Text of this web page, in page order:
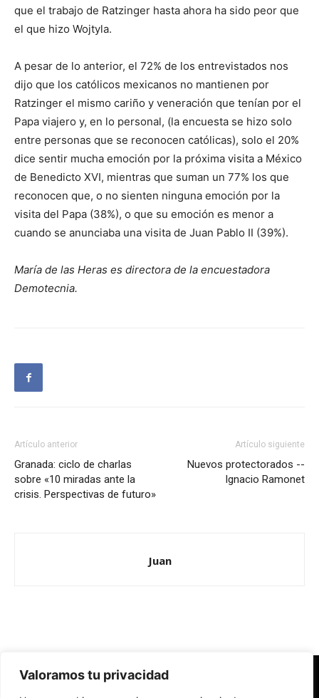
Valoramos tu privacidad
que el trabajo de Ratzinger hasta ahora ha sido peor que
el que hizo Wojtyla.
A pesar de lo anterior, el 72% de los entrevistados nos
dijo que los católicos mexicanos no mantienen por
Ratzinger el mismo cariño y veneración que tenían por el
Papa viajero y, en lo personal, (la encuesta se hizo solo
entre personas que se reconocen católicas), solo el 20%
dice sentir mucha emoción por la próxima visita a México
de Benedicto XVI, mientras que suman un 77% los que
reconocen que, o no sienten ninguna emoción por la
visita del Papa (38%), o que su emoción es menor a
cuando se anunciaba una visita de Juan Pablo II (39%).
María de las Heras es directora de la encuestadora
Demotecnia.
Artículo anterior
Granada: ciclo de charlas
sobre «10 miradas ante la
crisis. Perspectivas de futuro»
Artículo siguiente
Nuevos protectorados --
Ignacio Ramonet
Juan
Redes Cristianas